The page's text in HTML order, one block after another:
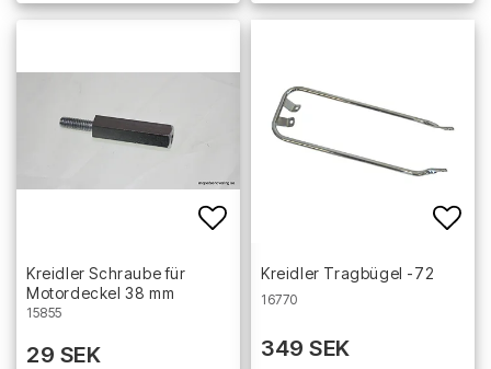
Add to list of favorites
Kreidler Schraube für
Motordeckel 38 mm
15855
29 SEK
Kreidler Tragbügel -72
16770
349 SEK